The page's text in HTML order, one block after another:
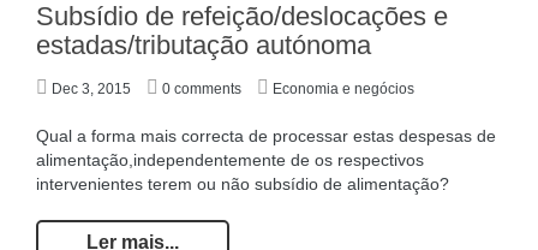
Subsídio de refeição/deslocações e
estadas/tributação autónoma
Dec 3, 2015 0 comments Economia e negócios
Qual a forma mais correcta de processar estas despesas de
alimentação, independentemente de os respectivos
intervenientes terem ou não subsídio de alimentação?
Ler mais...